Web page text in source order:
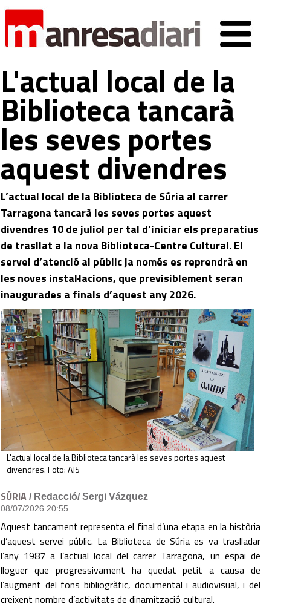
L'actual local de la
Biblioteca tancarà
les seves portes
aquest divendres
L’actual local de la Biblioteca de Súria al carrer
Tarragona tancarà les seves portes aquest
divendres 10 de juliol per tal d’iniciar els preparatius
de trasllat a la nova Biblioteca-Centre Cultural. El
servei d’atenció al públic ja només es reprendrà en
les noves instal·lacions, que previsiblement seran
inaugurades a finals d’aquest any 2026.
L'actual local de la Biblioteca tancarà les seves portes aquest
divendres. Foto: AJS
SÚRIA / Redacció/ Sergi Vázquez
08/07/2026 20:55
Aquest tancament representa el final d’una etapa en la història
d’aquest servei públic. La Biblioteca de Súria es va traslladar
l’any 1987 a l’actual local del carrer Tarragona, un espai de
lloguer que progressivament ha quedat petit a causa de
l’augment del fons bibliogràfic, documental i audiovisual, i del
creixent nombre d’activitats de dinamització cultural.